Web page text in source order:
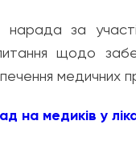
за участі
щодо
медичних
на медиків у